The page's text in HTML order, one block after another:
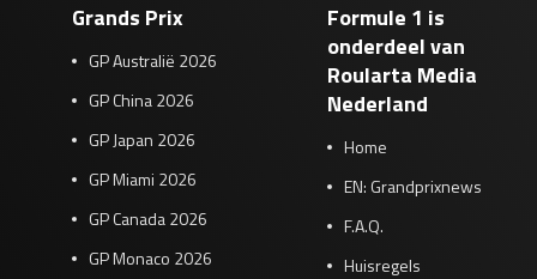
Grands Prix
GP Australië 2026
GP China 2026
GP Japan 2026
GP Miami 2026
GP Canada 2026
GP Monaco 2026
Formule 1 is
onderdeel van
Roularta Media
Nederland
Home
EN: Grandprixnews
F.A.Q.
Huisregels